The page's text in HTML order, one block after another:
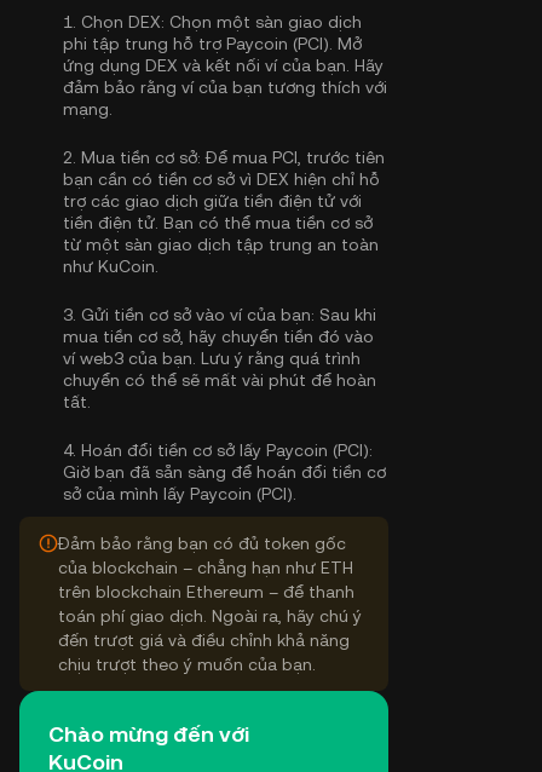
1. Chọn DEX: Chọn một sàn giao dịch
phi tập trung hỗ trợ Paycoin (PCI). Mở
ứng dụng DEX và kết nối ví của bạn. Hãy
đảm bảo rằng ví của bạn tương thích với
mạng.
2. Mua tiền cơ sở: Để mua PCI, trước tiên
bạn cần có tiền cơ sở vì DEX hiện chỉ hỗ
trợ các giao dịch giữa tiền điện tử với
tiền điện tử. Bạn có thể mua tiền cơ sở
từ một sàn giao dịch tập trung an toàn
như KuCoin.
3. Gửi tiền cơ sở vào ví của bạn: Sau khi
mua tiền cơ sở, hãy chuyển tiền đó vào
ví web3 của bạn. Lưu ý rằng quá trình
chuyển có thể sẽ mất vài phút để hoàn
tất.
4. Hoán đổi tiền cơ sở lấy Paycoin (PCI):
Giờ bạn đã sẵn sàng để hoán đổi tiền cơ
sở của mình lấy Paycoin (PCI).
Đảm bảo rằng bạn có đủ token gốc
của blockchain – chẳng hạn như ETH
trên blockchain Ethereum – để thanh
toán phí giao dịch. Ngoài ra, hãy chú ý
đến trượt giá và điều chỉnh khả năng
chịu trượt theo ý muốn của bạn.
Chào mừng đến với
KuCoin